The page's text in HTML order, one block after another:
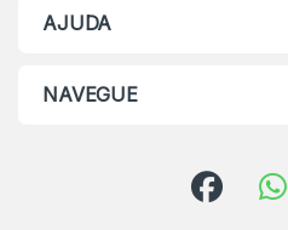
AJUDA
NAVEGUE